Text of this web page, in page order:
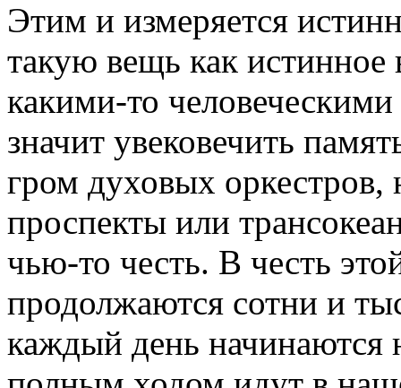
Этим и измеряется
такую вещь как
какими-то
значит увековечить
гром духовых
проспекты или
чью-то честь. В честь
продолжаются сотни и
каждый день начинаются